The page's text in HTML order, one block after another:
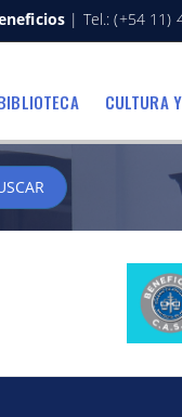
| Tel.: (+54 11)
CULTURA